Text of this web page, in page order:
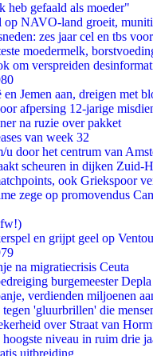
heb gefaald als moeder"
op NAVO-land groeit,
zes jaar cel en tbs
moedermelk,
om verspreiden
Jemen aan, dreigen met
afpersing 12-jarige
na ruzie over pakket
van week 32
u door het centrum van
scheuren in dijken Zuid-
ook Griekspoor
zege op promovendus
en grijpt geel op
na migratiecrisis Ceuta
burgemeester
verdienden miljoenen
'gluurbrillen' die
over Straat van
niveau in ruim drie
uitbreiding